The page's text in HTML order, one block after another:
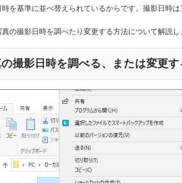
を基準に並べ替えられているからです。撮影日時は
の撮影日時を調べたり変更する方法について解説し
撮影日時を調べる、または変更